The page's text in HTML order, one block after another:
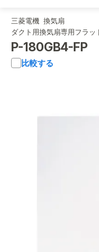
三菱電機 換気扇
ダクト用換気扇専用フラ
P-180GB4-FP
比較する